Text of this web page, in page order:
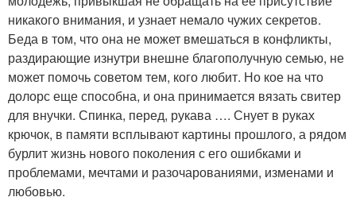
никакого внимания, и узнает немало чужих секретов.
Беда в том, что она не может вмешаться в конфликты,
раздирающие изнутри внешне благополучную семью, не
может помочь советом тем, кого любит. Но кое на что
долорс еще способна, и она принимается вязать свитер
для внучки. Спинка, перед, рукава …. Снует в руках
крючок, в памяти всплывают картины прошлого, а рядом
бурлит жизнь нового поколения с его ошибками и
проблемами, мечтами и разочарованиями, изменами и
любовью.